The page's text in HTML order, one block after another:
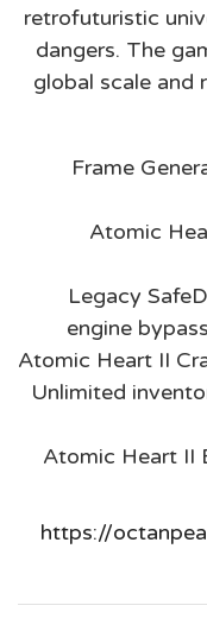
retrofuturistic
dangers. The
global scale and
Frame
Atomic
Legacy
engine
Atomic Heart II
Unlimited
Atomic Heart II
https://